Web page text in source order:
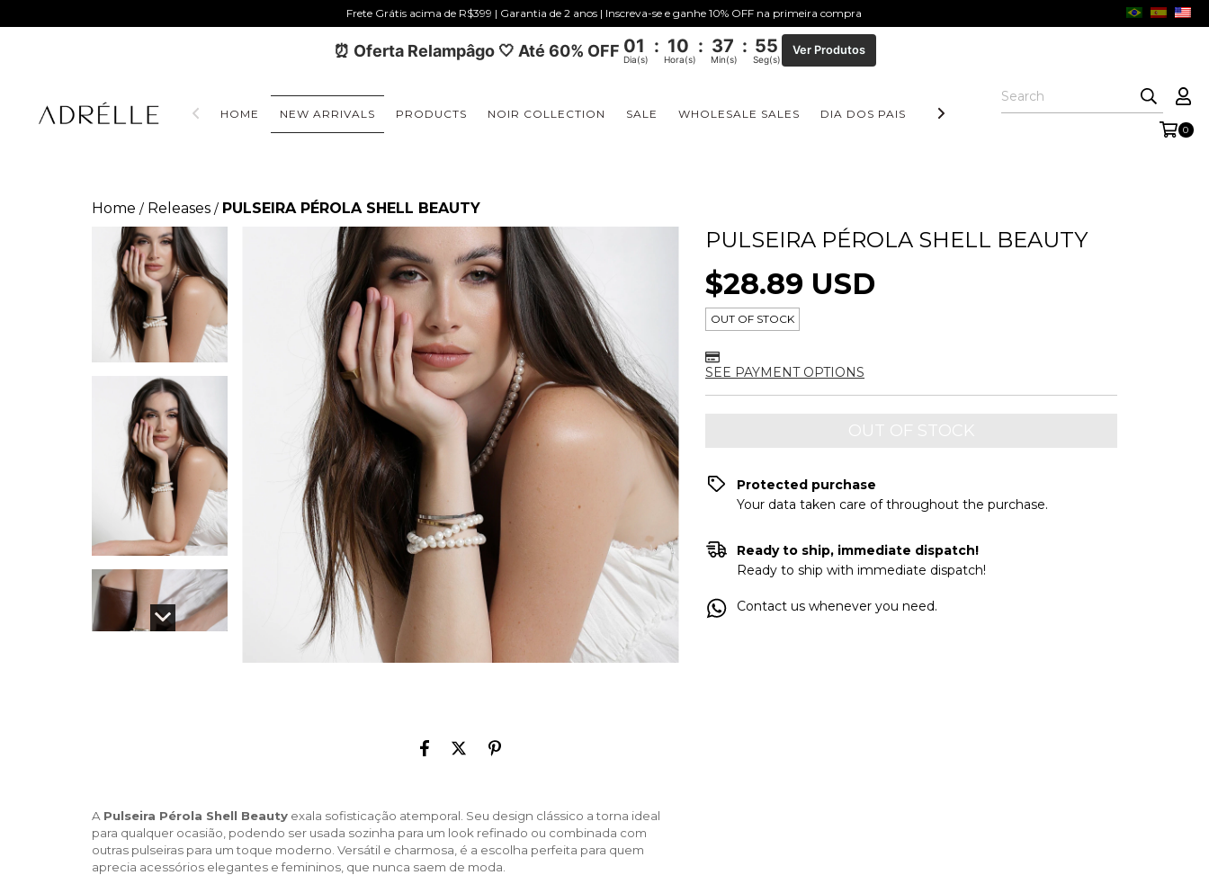
Frete Grátis acima de R$399 | Garantia de 2 anos | Inscreva-se e ganhe 10% OFF na primeira compra
⏰ Oferta Relampâgo 🤍 Até 60% OFF 01 : 10 : 37 : 54
Dia(s) Hora(s) Min(s) Seg(s)
Ver Produtos
HOME NEW ARRIVALS PRODUCTS NOIR COLLECTION SALE WHOLESALE SALES DIA DOS PAIS COLEÇÃO AURORA FORM COLLECTION
0
Home / Releases / PULSEIRA PÉROLA SHELL BEAUTY
A Pulseira Pérola Shell Beauty exala sofisticação atemporal. Seu design clássico a torna ideal
para qualquer ocasião, podendo ser usada sozinha para um look refinado ou combinada com
outras pulseiras para um toque moderno. Versátil e charmosa, é a escolha perfeita para quem
aprecia acessórios elegantes e femininos, que nunca saem de moda.
PULSEIRA PÉROLA SHELL BEAUTY
$28.89 USD
OUT OF STOCK
SEE PAYMENT OPTIONS
Protected purchase
Your data taken care of throughout the purchase.
Ready to ship, immediate dispatch!
Ready to ship with immediate dispatch!
Contact us whenever you need.